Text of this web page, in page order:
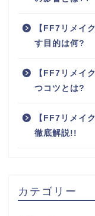
【FF7リメイ
す目的は何?
【FF7リメイ
つコツとは?
【FF7リメイ
徹底解説!!
カテゴリー